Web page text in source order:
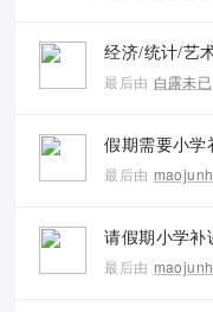
经济/统计/艺
最后由 白露未已
假期需要小学
最后由
请假期小学补
最后由